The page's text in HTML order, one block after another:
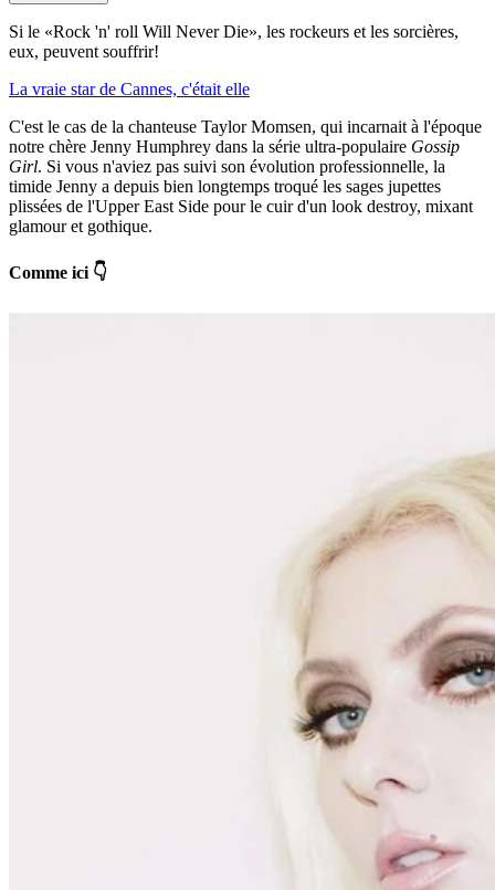
Si le «Rock 'n' roll Will Never Die», les rockeurs et les sorcières,
eux, peuvent souffrir!
La vraie star de Cannes, c'était elle
C'est le cas de la chanteuse Taylor Momsen, qui incarnait à l'époque
notre chère Jenny Humphrey dans la série ultra-populaire Gossip
Girl. Si vous n'aviez pas suivi son évolution professionnelle, la
timide Jenny a depuis bien longtemps troqué les sages jupettes
plissées de l'Upper East Side pour le cuir d'un look destroy, mixant
glamour et gothique.
Comme ici 👇